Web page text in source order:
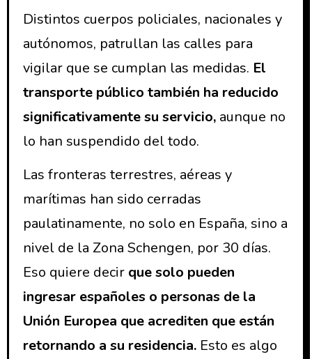
Distintos cuerpos policiales, nacionales y
autónomos, patrullan las calles para
vigilar que se cumplan las medidas. El
transporte público también ha reducido
significativamente su servicio, aunque no
lo han suspendido del todo.
Las fronteras terrestres, aéreas y
marítimas han sido cerradas
paulatinamente, no solo en España, sino a
nivel de la Zona Schengen, por 30 días.
Eso quiere decir que solo pueden
ingresar españoles o personas de la
Unión Europea que acrediten que están
retornando a su residencia.Esto es algo